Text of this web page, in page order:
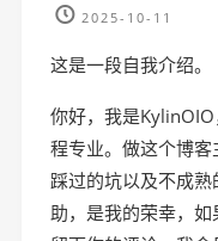
2025-10-11
这是一段自我介绍。
你好，我是
程专业。做这个博客
踩过的坑以及不成
助，是我的荣幸，